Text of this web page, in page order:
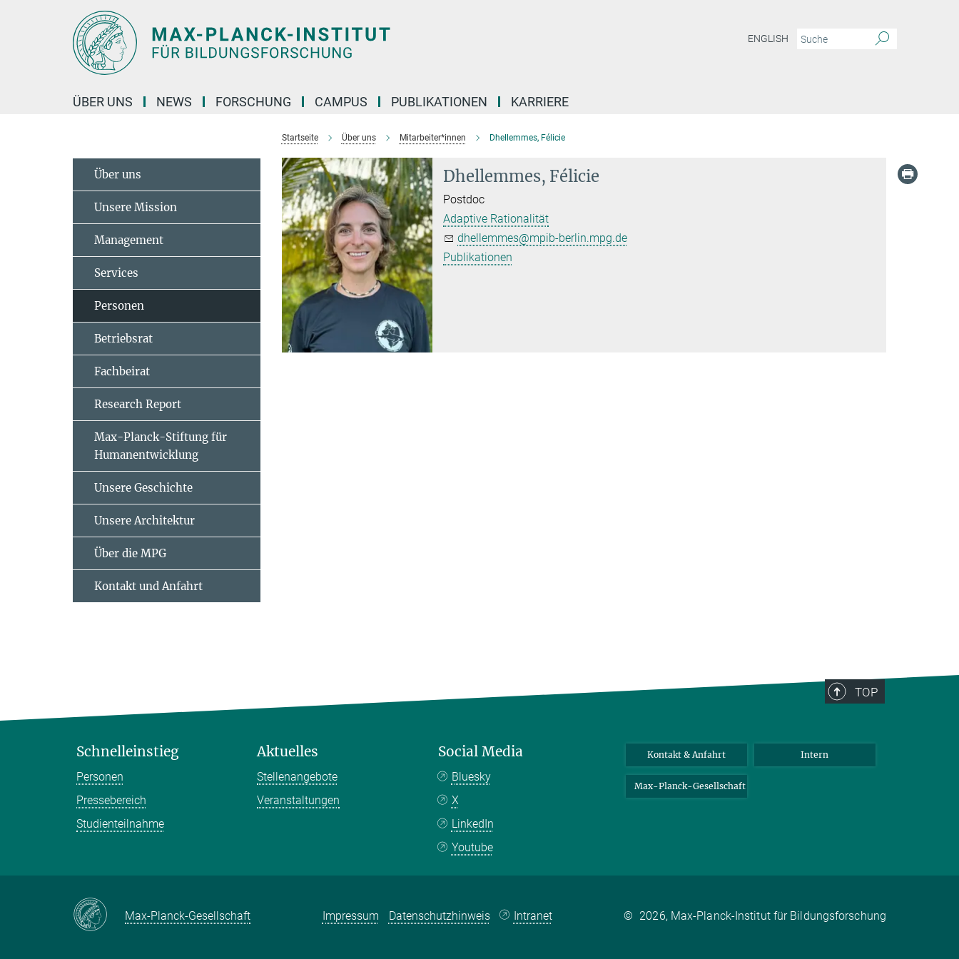
ENGLISH
ÜBER UNS NEWS FORSCHUNG CAMPUS PUBLIKATIONEN KARRIERE
Startseite Über uns Mitarbeiter*innen Dhellemmes, Félicie
Dhellemmes, Félicie
Postdoc
Adaptive Rationalität
dhellemmes@mpib-berlin.mpg.de
Publikationen
Über uns
Unsere Mission
Management
Services
Personen
Betriebsrat
Fachbeirat
Research Report
Max-Planck-Stiftung für
Humanentwicklung
Unsere Geschichte
Unsere Architektur
Über die MPG
Kontakt und Anfahrt
TOP
Schnelleinstieg
Personen
Pressebereich
Studienteilnahme
Aktuelles
Stellenangebote
Veranstaltungen
Social Media
Bluesky
X
LinkedIn
Youtube
Kontakt & Anfahrt Intern
Max-Planck-Gesellschaft
Max-Planck-Gesellschaft Impressum Datenschutzhinweis Intranet © 2026, Max-Planck-Institut für Bildungsforschung